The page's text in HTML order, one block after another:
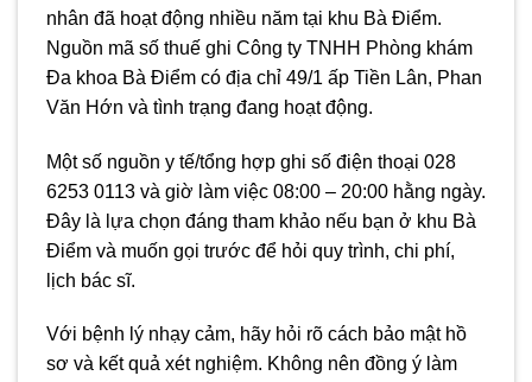
nhân đã hoạt động nhiều năm tại khu Bà Điểm.
Nguồn mã số thuế ghi Công ty TNHH Phòng khám
Đa khoa Bà Điểm có địa chỉ 49/1 ấp Tiền Lân, Phan
Văn Hớn và tình trạng đang hoạt động.
Một số nguồn y tế/tổng hợp ghi số điện thoại 028
6253 0113 và giờ làm việc 08:00 – 20:00 hằng ngày.
Đây là lựa chọn đáng tham khảo nếu bạn ở khu Bà
Điểm và muốn gọi trước để hỏi quy trình, chi phí,
lịch bác sĩ.
Với bệnh lý nhạy cảm, hãy hỏi rõ cách bảo mật hồ
sơ và kết quả xét nghiệm. Không nên đồng ý làm